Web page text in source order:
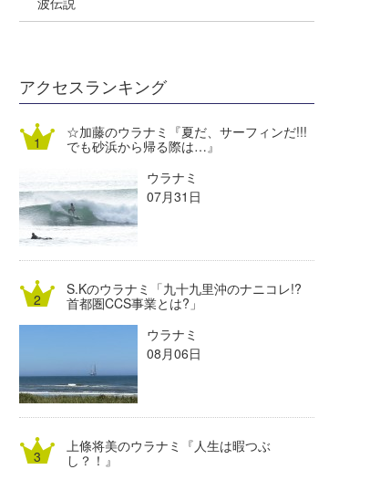
DELTA FORCE SURF
熊谷素子
進士剛光
植村未来
NOBUFUKU
大野”MAR”修聖
喜納海人
Aichan
ECE
G◎Da
H
KID
KOBU
MIN
mitz
OYZ
アクセスランキング
☆加藤のウラナミ『夏だ、サーフィンだ!!!
でも砂浜から帰る際は…』
ウラナミ
07月31日
S.Kのウラナミ「九十九里沖のナニコレ!?
首都圏CCS事業とは?」
ウラナミ
08月06日
上條将美のウラナミ『人生は暇つぶ
し？！』